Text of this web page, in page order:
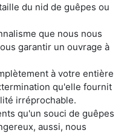
du nid de guêpes ou
que nous nous
garantir un ouvrage à
à votre entière
qu'elle fournit
irréprochable.
qu'un souci de guêpes
aussi, nous